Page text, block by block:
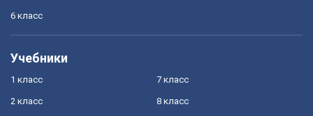
6 класс
Учебники
1 класс
2 класс
7 класс
8 класс